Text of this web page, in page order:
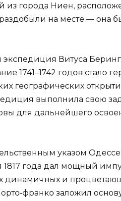
из города Ниен,
на месте — она
экспедиция Витуса
1741–1742 годов стало
географических
выполнила свою
для дальнейшего
указом
1817 года дал мощный
динамичных и
заложил